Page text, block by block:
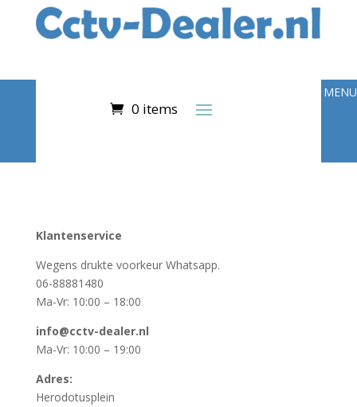
0 items
Klantenservice
Wegens drukte voorkeur Whatsapp.
06-88881480
Ma-Vr: 10:00 – 18:00
info@cctv-dealer.nl
Ma-Vr: 10:00 – 19:00
Adres:
Herodotusplein